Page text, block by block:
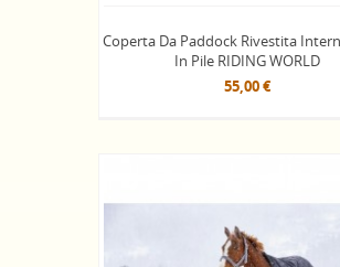
Coperta Da Paddock Rivestita
In Pile RIDING WORLD
55,00 €